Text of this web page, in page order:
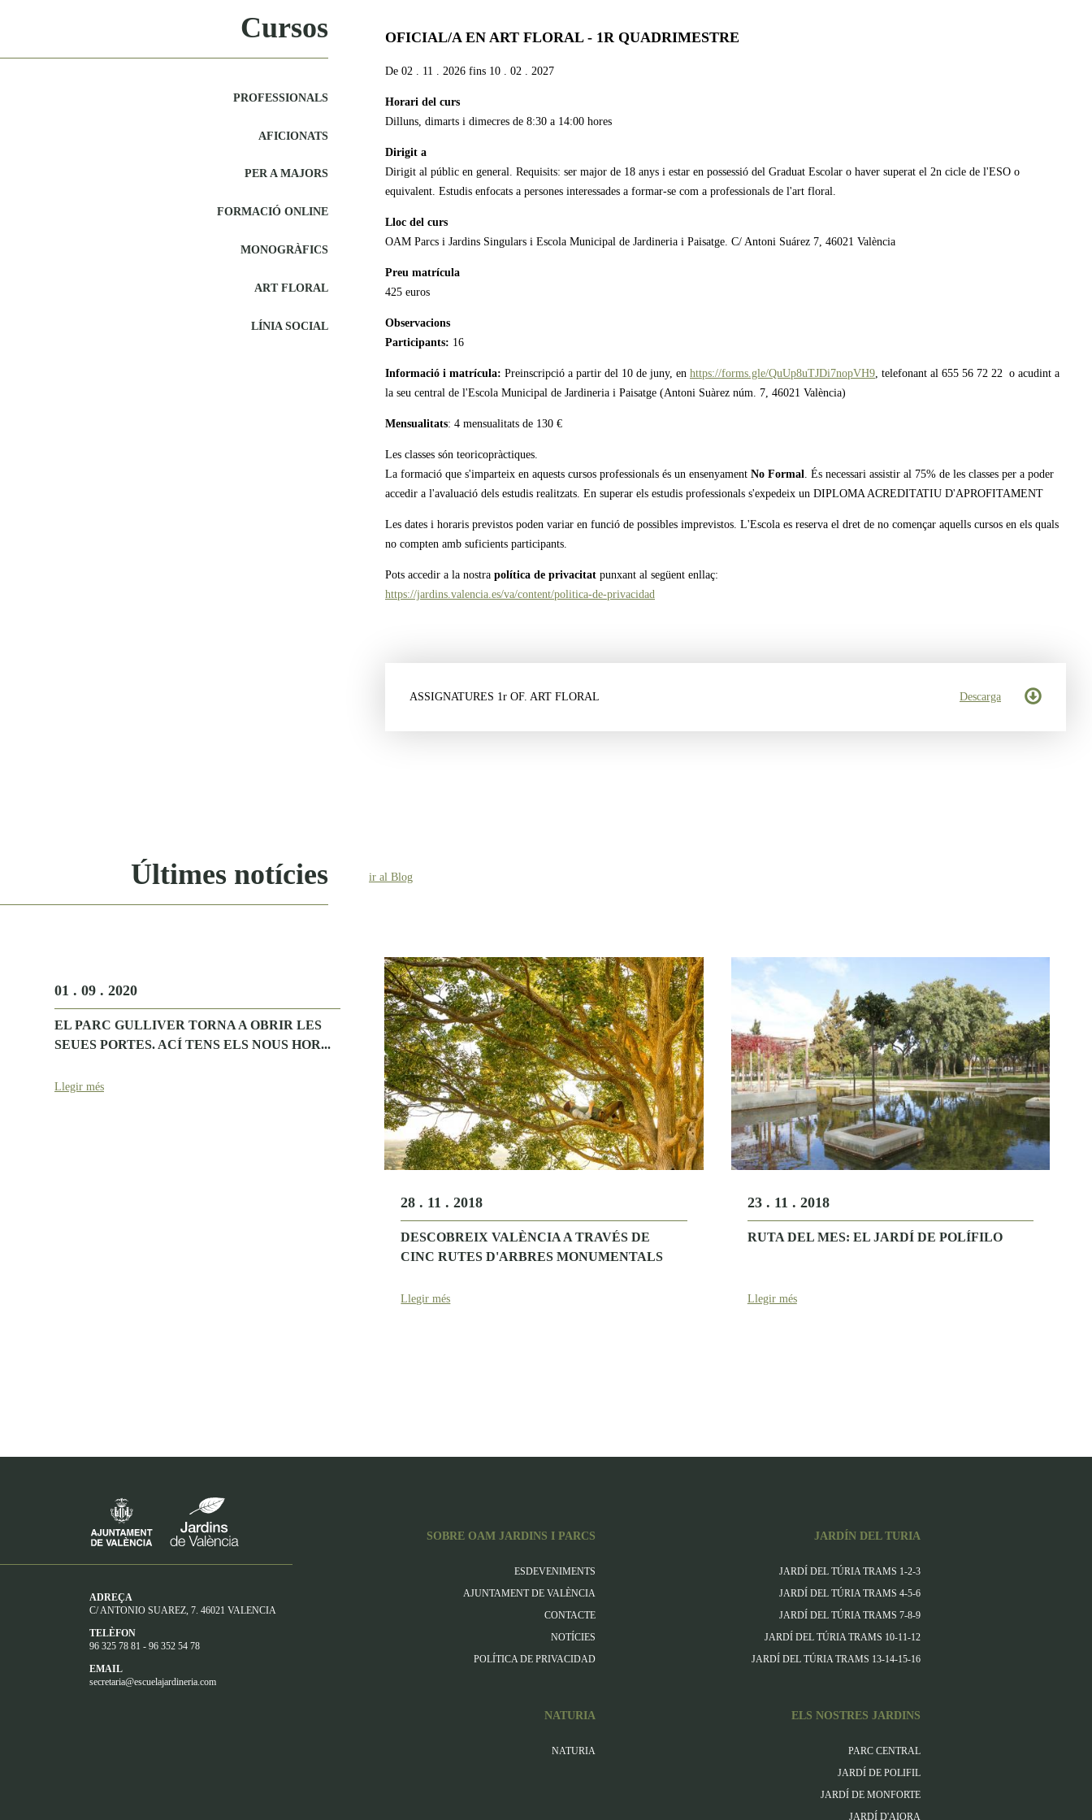
Cursos
PROFESSIONALS
AFICIONATS
PER A MAJORS
FORMACIÓ ONLINE
MONOGRÀFICS
ART FLORAL
LÍNIA SOCIAL
OFICIAL/A EN ART FLORAL - 1R QUADRIMESTRE
De 02 . 11 . 2026 fins 10 . 02 . 2027
Horari del curs
Dilluns, dimarts i dimecres de 8:30 a 14:00 hores
Dirigit a
Dirigit al públic en general. Requisits: ser major de 18 anys i estar en possessió del Graduat Escolar o haver superat el 2n cicle de l'ESO o
equivalent. Estudis enfocats a persones interessades a formar-se com a professionals de l'art floral.
Lloc del curs
OAM Parcs i Jardins Singulars i Escola Municipal de Jardineria i Paisatge. C/ Antoni Suárez 7, 46021 València
Preu matrícula
425 euros
Observacions
Participants: 16
Informació i matrícula: Preinscripció a partir del 10 de juny, en https://forms.gle/QuUp8uTJDi7nopVH9, telefonant al 655 56 72 22 o acudint a
la seu central de l'Escola Municipal de Jardineria i Paisatge (Antoni Suàrez núm. 7, 46021 València)
Mensualitats: 4 mensualitats de 130 €
Les classes són teoricopràctiques.
La formació que s'imparteix en aquests cursos professionals és un ensenyament No Formal. És necessari assistir al 75% de les classes per a poder
accedir a l'avaluació dels estudis realitzats. En superar els estudis professionals s'expedeix un DIPLOMA ACREDITATIU D'APROFITAMENT
Les dates i horaris previstos poden variar en funció de possibles imprevistos. L'Escola es reserva el dret de no començar aquells cursos en els quals
no compten amb suficients participants.
Pots accedir a la nostra política de privacitat punxant al següent enllaç:
https://jardins.valencia.es/va/content/politica-de-privacidad
ASSIGNATURES 1r OF. ART FLORAL Descarga
Últimes notícies ir al Blog
01 . 09 . 2020
EL PARC GULLIVER TORNA A OBRIR LES
SEUES PORTES. ACÍ TENS ELS NOUS HOR...
Llegir més
28 . 11 . 2018
DESCOBREIX VALÈNCIA A TRAVÉS DE
CINC RUTES D'ARBRES MONUMENTALS
Llegir més
23 . 11 . 2018
RUTA DEL MES: EL JARDÍ DE POLÍFILO
Llegir més
ADREÇA
C/ ANTONIO SUAREZ, 7. 46021 VALENCIA
TELÈFON
96 325 78 81 - 96 352 54 78
EMAIL
secretaria@escuelajardineria.com
SOBRE OAM JARDINS I PARCS
ESDEVENIMENTS
AJUNTAMENT DE VALÈNCIA
CONTACTE
NOTÍCIES
POLÍTICA DE PRIVACIDAD
JARDÍN DEL TURIA
JARDÍ DEL TÚRIA TRAMS 1-2-3
JARDÍ DEL TÚRIA TRAMS 4-5-6
JARDÍ DEL TÚRIA TRAMS 7-8-9
JARDÍ DEL TÚRIA TRAMS 10-11-12
JARDÍ DEL TÚRIA TRAMS 13-14-15-16
NATURIA
NATURIA
ELS NOSTRES JARDINS
PARC CENTRAL
JARDÍ DE POLIFIL
JARDÍ DE MONFORTE
JARDÍ D'AIORA